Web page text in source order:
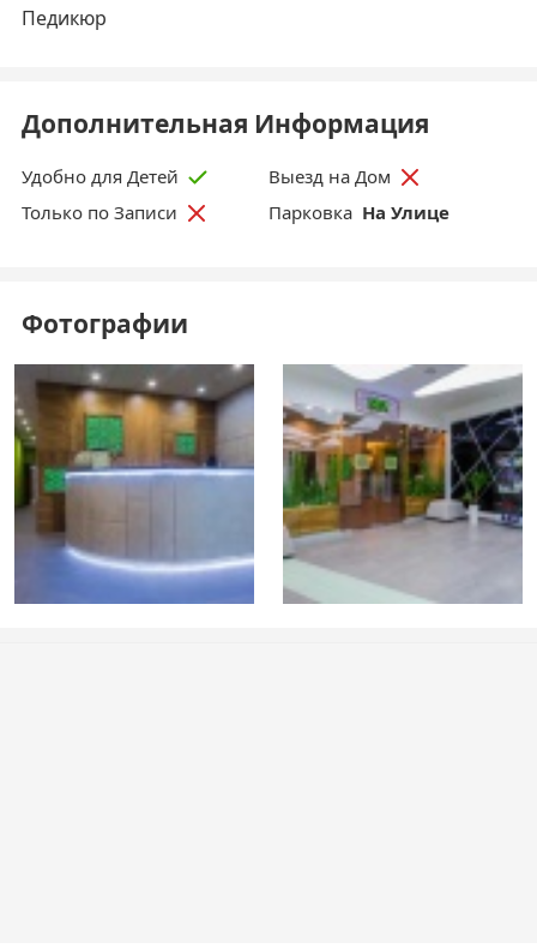
Педикюр
Дополнительная Информация
Удобно для Детей
Выезд на Дом
Только по Записи
Парковка На Улице
Фотографии